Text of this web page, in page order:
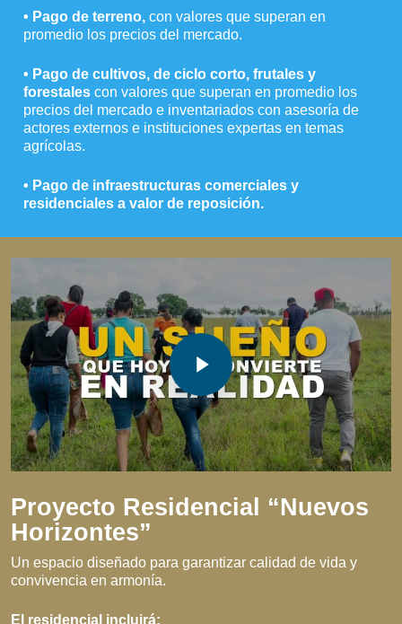
• Pago de terreno,con valores que superan en
promedio los precios del mercado.
• Pago de cultivos, de ciclo corto, frutales y
forestalescon valores que superan en promedio los
precios del mercado e inventariados con asesoría de
actores externos e instituciones expertas en temas
agrícolas.
• Pago de infraestructuras comerciales y
residenciales a valor de reposición.
Play Video
Play Video
Proyecto Residencial “Nuevos
Horizontes”
Un espacio diseñado para garantizar calidad de vida y
convivencia en armonía.
El residencial incluirá: